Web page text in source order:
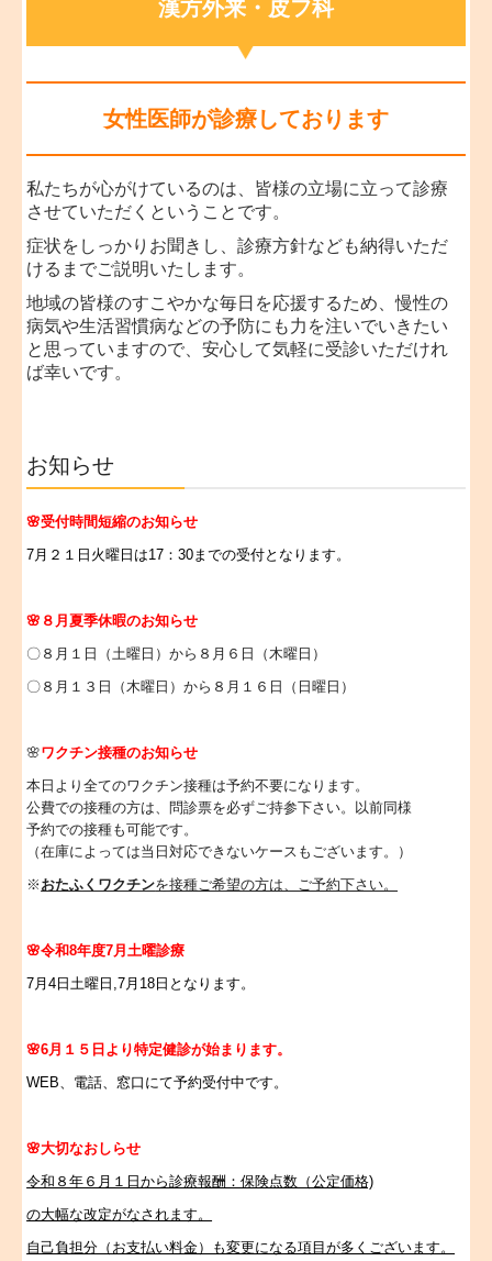
漢方外来・ 皮フ科
女性医師が診療しております
私たちが心がけているのは、皆様の立場に立って診療
させていただくということです。
症状をしっかりお聞きし、診療方針なども納得いただ
けるまでご説明いたします。
地域の皆様のすこやかな毎日を応援するため、慢性の
病気や生活習慣病などの予防にも力を注いでいきたい
と思っていますので、安心して気軽に受診いただけれ
ば幸いです。
お知らせ
🌸受付時間短縮のお知らせ
7月２１日火曜日は17：30までの受付となります。
🌸８月夏季休暇のお知らせ
〇８月１日（土曜日）から８月６日（木曜日）
〇８月１３日（木曜日）から８月１６日（日曜日）
🌸ワクチン接種のお知らせ
本日より全てのワクチン接種は予約不要になります。
公費での接種の方は、問診票を必ずご持参下さい。以前同様
予約での接種も可能です。
（在庫によっては当日対応できないケースもございます。）
※ おたふくワクチンを接種ご希望の方は、ご予約下さい。
🌸令和8年度7月土曜診療
7月4 日土曜日,7月18日 となります。
🌸6月１５日より特定健診が始まります。
WEB、電話、窓口にて予約受付中です。
🌸大切なおしらせ
令和８年６月１日から診療報酬：保険点数（公定価格)
の大幅な改定がなされます。
自己負担分（お支払い料金）も変更になる項目が多くございます。